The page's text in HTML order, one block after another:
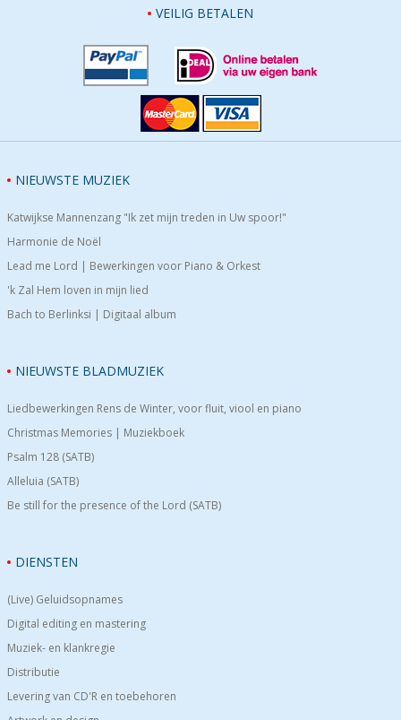
VEILIG BETALEN
NIEUWSTE MUZIEK
Katwijkse Mannenzang "Ik zet mijn treden in Uw spoor!"
Harmonie de Noël
Lead me Lord | Bewerkingen voor Piano & Orkest
'k Zal Hem loven in mijn lied
Bach to Berlinksi | Digitaal album
NIEUWSTE BLADMUZIEK
Liedbewerkingen Rens de Winter, voor fluit, viool en piano
Christmas Memories | Muziekboek
Psalm 128 (SATB)
Alleluia (SATB)
Be still for the presence of the Lord (SATB)
DIENSTEN
(Live) Geluidsopnames
Digital editing en mastering
Muziek- en klankregie
Distributie
Levering van CD'R en toebehoren